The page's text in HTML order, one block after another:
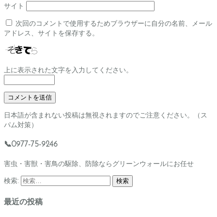
サイト
次回のコメントで使用するためブラウザーに自分の名前、メール
アドレス、サイトを保存する。
上に表示された文字を入力してください。
日本語が含まれない投稿は無視されますのでご注意ください。（ス
パム対策）
📞0977-75-9246
害虫・害獣・害鳥の駆除、防除ならグリーンウォールにお任せ
検索:
最近の投稿